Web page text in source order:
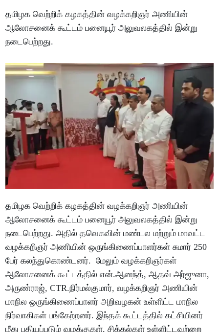
தமிழக வெற்றிக் கழகத்தின் வழக்கறிஞர் அணியின்
ஆலோசனைக் கூட்டம் பனையூர் அலுவலகத்தில் இன்று
நடைபெற்றது.
தமிழக வெற்றிக் கழகத்தின் வழக்கறிஞர் அணியின்
ஆலோசனைக் கூட்டம் பனையூர் அலுவலகத்தில் இன்று
நடைபெற்றது. அதில் தவெகவின் மண்டல மற்றும் மாவட்ட
வழக்கறிஞர் அணியின் ஒருங்கிணைப்பாளர்கள் சுமார் 250
பேர் கலந்துகொண்டனர். மேலும் வழக்கறிஞர்கள்
ஆலோசனைக் கூட்டத்தில் என்.ஆனந்த், ஆதவ் அர்ஜுனா,
அருண்ராஜ், CTR.நிர்மல்குமார், வழக்கறிஞர் அணியின்
மாநில ஒருங்கிணைப்பாளர் அறிவழகன் உள்ளிட்ட மாநில
நிர்வாகிகள் பங்கேற்றனர். இந்தக் கூட்டத்தில் கட்சியினர்
மீது பதியப்படும் வழக்குகள், சிக்கல்கள் உள்ளிட்டவற்றை